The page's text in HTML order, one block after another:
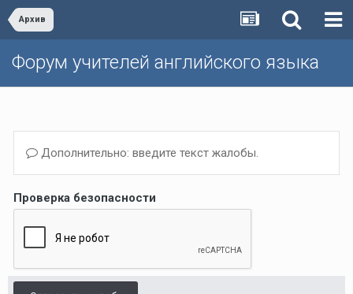
Архив
Форум учителей английского языка
Дополнительно: введите текст жалобы.
Проверка безопасности